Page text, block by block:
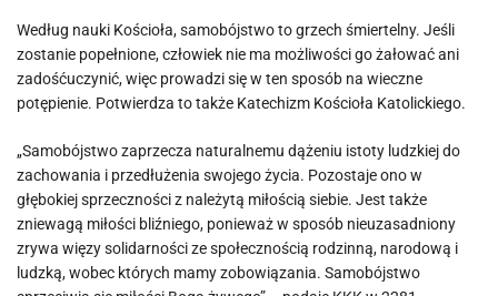
Według nauki Kościoła, samobójstwo to grzech śmiertelny. Jeśli
zostanie popełnione, człowiek nie ma możliwości go żałować ani
zadośćuczynić, więc prowadzi się w ten sposób na wieczne
potępienie. Potwierdza to także Katechizm Kościoła Katolickiego.
„Samobójstwo zaprzecza naturalnemu dążeniu istoty ludzkiej do
zachowania i przedłużenia swojego życia. Pozostaje ono w
głębokiej sprzeczności z należytą miłością siebie. Jest także
zniewagą miłości bliźniego, ponieważ w sposób nieuzasadniony
zrywa więzy solidarności ze społecznością rodzinną, narodową i
ludzką, wobec których mamy zobowiązania. Samobójstwo